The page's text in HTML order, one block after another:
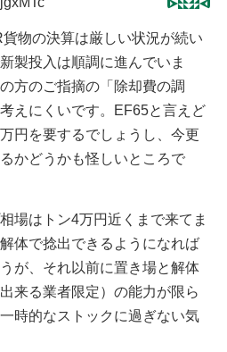
物の決算は厳しい状況が続い
製投入は順調に進んでいま
方のご指摘の「除却費の調
えにくいです。EF65と言えど
円を要するでしょうし、今更
かどうかも怪しいところで
場はトン4万円近くまで来てま
体で捻出できるようになれば
が、それ以前に置き場と解体
来る業者限定）の能力が限ら
時的なストックに過ぎない気